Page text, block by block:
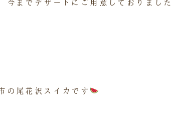
今までデザートにご用意しておりまし
の尾花沢スイカです